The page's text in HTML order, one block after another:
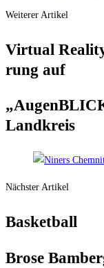
Weiterer Artikel
Vir­tu­al
rung auf
Landkreis
Nächster Artikel
Bas­ket­ball
Bro­se